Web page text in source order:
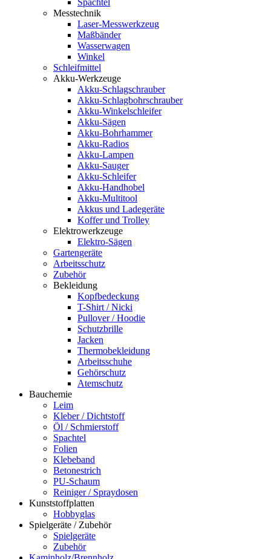
Spachtel
Messtechnik
Laser-Messwerkzeug
Maßbänder
Wasserwagen
Winkel
Schleifmittel
Akku-Werkzeuge
Akku-Schlagschrauber
Akku-Schlagbohrschrauber
Akku-Winkelschleifer
Akku-Sägen
Akku-Bohrhammer
Akku-Radios
Akku-Lampen
Akku-Sauger
Akku-Schleifer
Akku-Handhobel
Akku-Multitool
Akkus und Ladegeräte
Koffer und Trolley
Elektrowerkzeuge
Elektro-Sägen
Gartengeräte
Arbeitsschutz
Zubehör
Bekleidung
Kopfbedeckung
T-Shirt / Nicki
Pullover / Hoodie
Schutzbrille
Jacken
Thermobekleidung
Arbeitsschuhe
Gehörschutz
Atemschutz
Bauchemie
Leim
Kleber / Dichtstoff
Öl / Schmierstoff
Spachtel
Folien
Klebeband
Betonestrich
PU-Schaum
Reiniger / Spraydosen
Kunststoffplatten
Hobbyglas
Spielgeräte / Zubehör
Spielgeräte
Zubehör